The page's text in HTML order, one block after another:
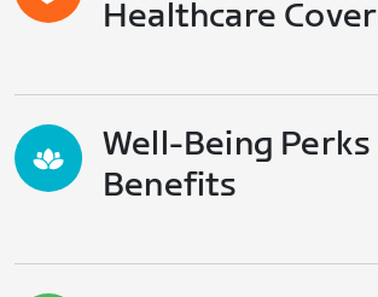
Healthcare
Well-Being Perks
Benefits